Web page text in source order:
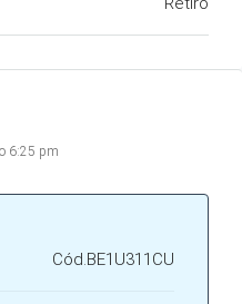
6:25 pm
Cód.BE1U311CU